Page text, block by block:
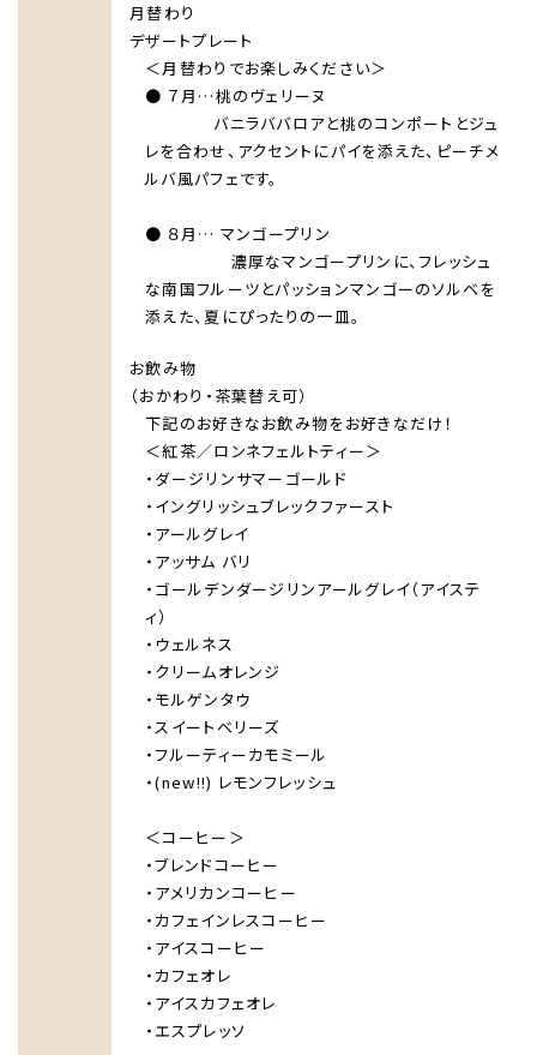
HOME
ホテルのコンセプト
月替わり
デザートプレート
＜月替わりでお楽しみください＞
● ７月…桃のヴェリーヌ
バニラババロアと桃のコンポートとジュ
レを合わせ、アクセントにパイを添えた、ピーチメ
ルバ風パフェです。
● ８月… マンゴープリン
濃厚なマンゴープリンに、フレッシュ
な南国フルーツとパッションマンゴーのソルベを
添えた、夏にぴったりの一皿。
お飲み物
（おかわり・茶葉替え可）
下記のお好きなお飲み物をお好きなだけ！
＜紅茶／ロンネフェルトティー＞
・ダージリンサマーゴールド
・イングリッシュブレックファースト
・アールグレイ
・アッサム バリ
・ゴールデンダージリンアールグレイ（アイステ
ィ）
・ウェルネス
・クリームオレンジ
・モルゲンタウ
・スイートベリーズ
・フルーティーカモミール
・(new!!) レモンフレッシュ
＜コーヒー＞
・ブレンドコーヒー
・アメリカンコーヒー
・カフェインレスコーヒー
・アイスコーヒー
・カフェオレ
・アイスカフェオレ
・エスプレッソ